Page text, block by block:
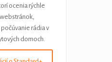
ocenia rýchle
rádia v
domoch.